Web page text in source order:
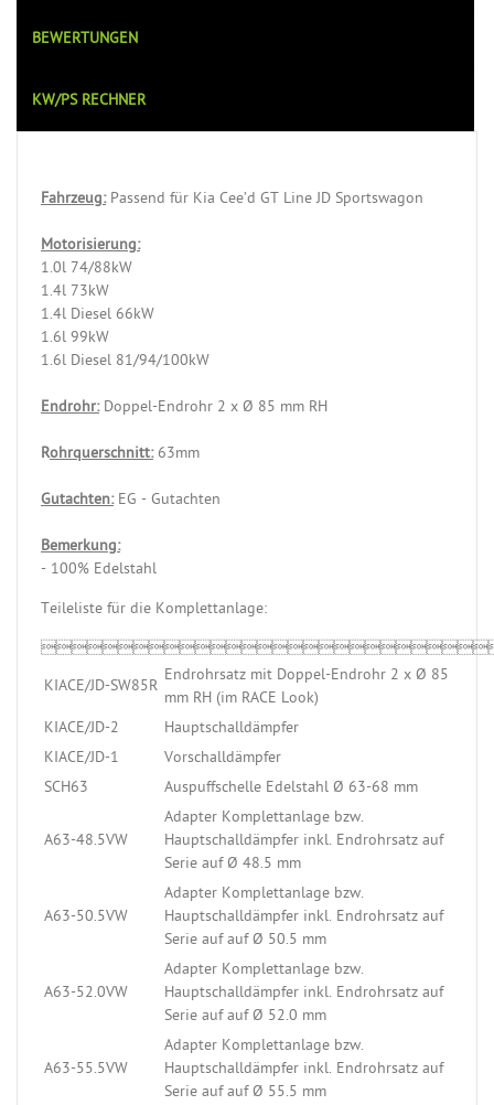
BEWERTUNGEN
KW/PS RECHNER
Fahrzeug:Passend für Kia Cee’d GT Line JD Sportswagon
Motorisierung:
1.0l 74/88kW
1.4l 73kW
1.4l Diesel 66kW
1.6l 99kW
1.6l Diesel 81/94/100kW
Endrohr:Doppel-Endrohr 2 x Ø 85 mm RH
Rohrquerschnitt:63mm
Gutachten:EG - Gutachten
Bemerkung:
- 100% Edelstahl
Teileliste für die Komplettanlage:
KIACE/JD-SW85R
Endrohrsatz mit Doppel-Endrohr 2 x Ø 85
mm RH (im RACE Look)
KIACE/JD-2
Hauptschalldämpfer
KIACE/JD-1
Vorschalldämpfer
SCH63
Auspuffschelle Edelstahl Ø 63-68 mm
A63-48.5VW
Adapter Komplettanlage bzw.
Hauptschalldämpfer inkl. Endrohrsatz auf
Serie auf Ø 48.5 mm
A63-50.5VW
Adapter Komplettanlage bzw.
Hauptschalldämpfer inkl. Endrohrsatz auf
Serie auf auf Ø 50.5 mm
A63-52.0VW
Adapter Komplettanlage bzw.
Hauptschalldämpfer inkl. Endrohrsatz auf
Serie auf auf Ø 52.0 mm
A63-55.5VW
Adapter Komplettanlage bzw.
Hauptschalldämpfer inkl. Endrohrsatz auf
Serie auf auf Ø 55.5 mm